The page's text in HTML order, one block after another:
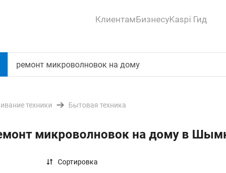
КлиентамБизнесуKaspi Гид
техники Бытовая техника
микроволновок на дому в
Сортировка